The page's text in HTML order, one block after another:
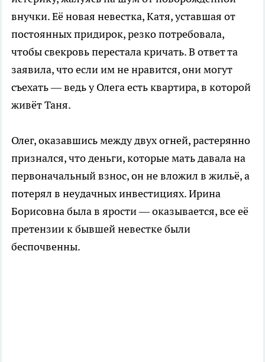
внучки. Её новая невестка, Катя, уставшая от
постоянных придирок, резко потребовала,
чтобы свекровь перестала кричать. В ответ та
заявила, что если им не нравится, они могут
съехать — ведь у Олега есть квартира, в которой
живёт Таня.
Олег, оказавшись между двух огней, растерянно
признался, что деньги, которые мать давала на
первоначальный взнос, он не вложил в жильё, а
потерял в неудачных инвестициях. Ирина
Борисовна была в ярости — оказывается, все её
претензии к бывшей невестке были
беспочвенны.